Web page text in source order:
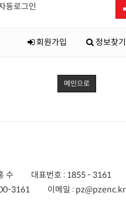
동로그인
회원가입 정보찾기
메인으로
수 대표번호 : 1855 - 3161
3161 이메일 : pz@pzenc.kr